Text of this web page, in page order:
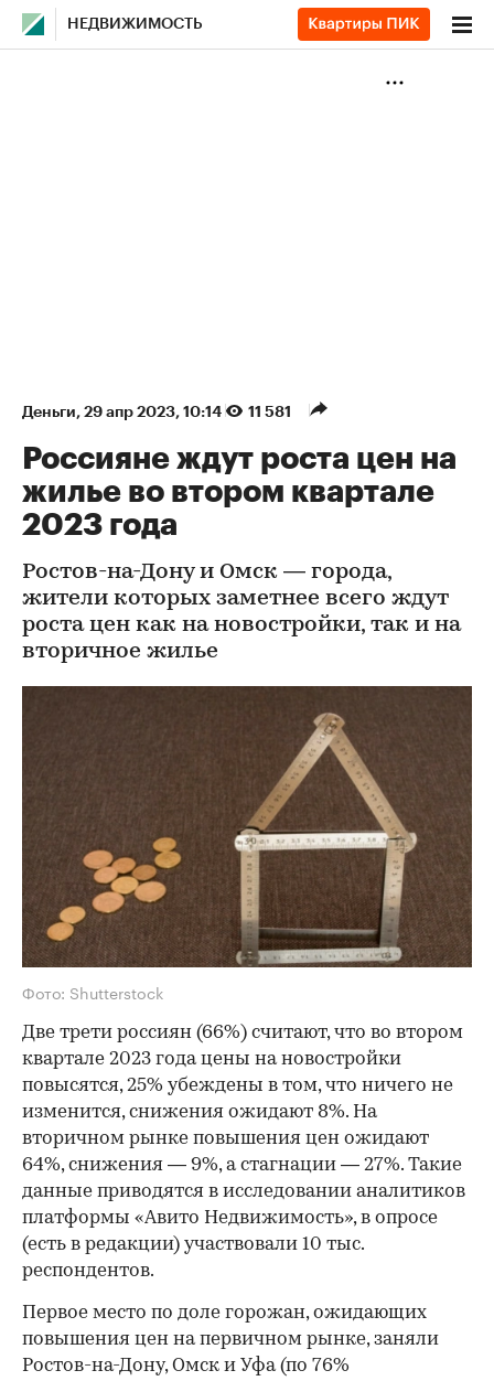
НЕДВИЖИМОСТЬ
Деньги⁠, 29 апр 2023, 10:14 11 581
Россияне ждут роста цен на
жилье во втором квартале
2023 года
Ростов-на-Дону и Омск — города,
жители которых заметнее всего ждут
роста цен как на новостройки, так и на
вторичное жилье
Фото: Shutterstock
Две трети россиян (66%) считают, что во втором
квартале 2023 года цены на новостройки
повысятся, 25% убеждены в том, что ничего не
изменится, снижения ожидают 8%. На
вторичном рынке повышения цен ожидают
64%, снижения — 9%, а стагнации — 27%. Такие
данные приводятся в исследовании аналитиков
платформы «Авито Недвижимость», в опросе
(есть в редакции) участвовали 10 тыс.
респондентов.
Первое место по доле горожан, ожидающих
повышения цен на первичном рынке, заняли
Ростов-на-Дону, Омск и Уфа (по 76%